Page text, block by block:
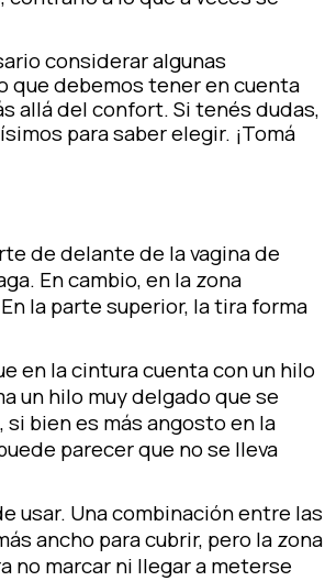
considerar algunas
que debemos tener en cuenta
allá del confort. Si tenés dudas,
para saber elegir. ¡Tomá
de delante de la vagina de
En cambio, en la zona
la parte superior, la tira forma
en la cintura cuenta con un hilo
un hilo muy delgado que se
bien es más angosto en la
parecer que no se lleva
usar. Una combinación entre las
ancho para cubrir, pero la zona
no marcar ni llegar a meterse